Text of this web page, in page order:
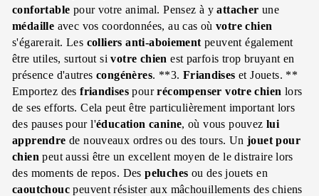
confortable pour votre animal. Pensez à y attacher une
médaille avec vos coordonnées, au cas où votre chien
s'égarerait. Les colliers anti-aboiement peuvent également
être utiles, surtout si votre chien est parfois trop bruyant en
présence d'autres congénères. **3. Friandises et Jouets. **
Emportez des friandises pour récompenser votre chien lors
de ses efforts. Cela peut être particulièrement important lors
des pauses pour l'éducation canine, où vous pouvez lui
apprendre de nouveaux ordres ou des tours. Un jouet pour
chien peut aussi être un excellent moyen de le distraire lors
des moments de repos. Des peluches ou des jouets en
caoutchouc peuvent résister aux mâchouillements des chiens